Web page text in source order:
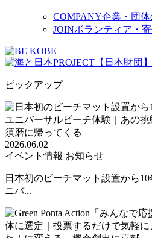
COMPANY企業・団
JOINボランティア・
ピックアップ
2026.06.02
イベント情報 お知らせ
日本初のビーチマット設置から
ニバ...